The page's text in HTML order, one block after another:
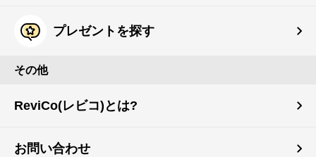
プレゼントを探す
その他
ReviCo(レビコ)とは?
お問い合わせ